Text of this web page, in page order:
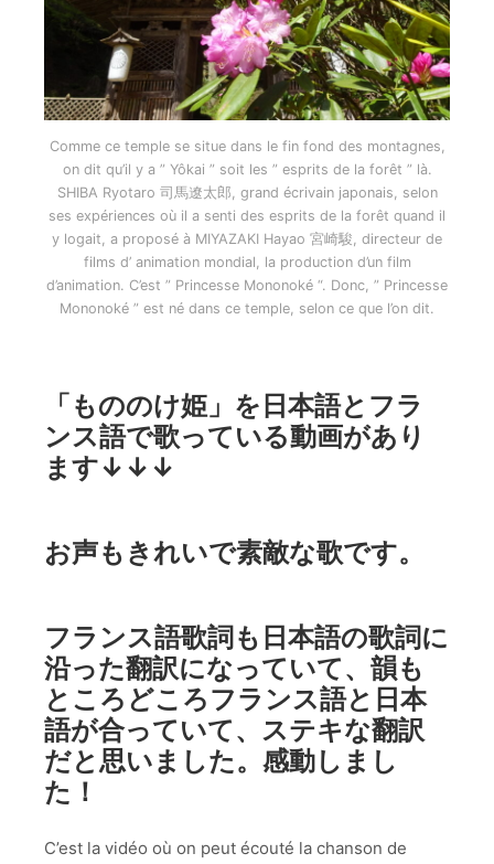
Comme ce temple se situe dans le fin fond des montagnes,
on dit qu’il y a ” Yôkai ” soit les ” esprits de la forêt ” là.
SHIBA Ryotaro 司馬遼太郎, grand écrivain japonais, selon
ses expériences où il a senti des esprits de la forêt quand il
y logait, a proposé à MIYAZAKI Hayao 宮崎駿, directeur de
films d’ animation mondial, la production d’un film
d’animation. C’est ” Princesse Mononoké “. Donc, ” Princesse
Mononoké ” est né dans ce temple, selon ce que l’on dit.
「もののけ姫」を日本語とフラ
ンス語で歌っている動画があり
ます↓↓↓
お声もきれいで素敵な歌です。
フランス語歌詞も日本語の歌詞に
沿った翻訳になっていて、韻も
ところどころフランス語と日本
語が合っていて、ステキな翻訳
だと思いました。感動しまし
た！
C’est la vidéo où on peut écouté la chanson de